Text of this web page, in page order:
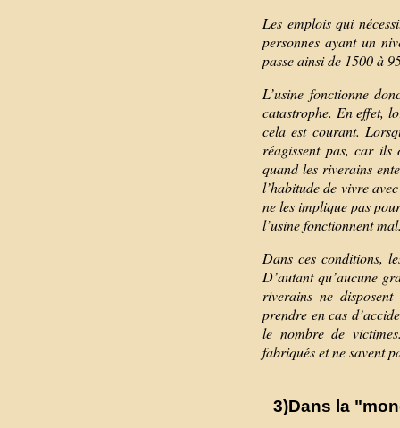
Les emplois qui
personnes ayant un
passe ainsi de 1500 à
L’usine fonctionne
catastrophe. En effet,
cela est courant.
réagissent pas, car
quand les riverains
l’habitude de vivre
ne les implique pas
l’usine fonctionnent
Dans ces conditions,
D’autant qu’aucune
riverains ne
prendre en cas
le nombre de
fabriqués et ne savent
3)Dans la